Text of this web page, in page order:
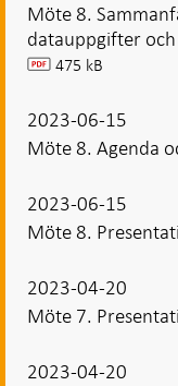
Möte 8.
datauppgifter
pdf 475 kB
2023-06-15
Möte 8. Agenda
2023-06-15
Möte 8.
2023-04-20
Möte 7.
2023-04-20